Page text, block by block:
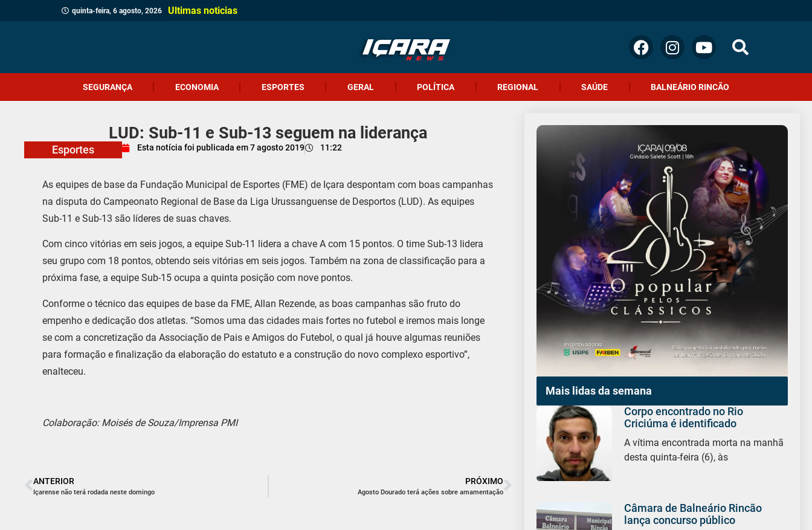
quinta-feira, 6 agosto, 2026 Ultimas noticias
SEGURANÇA ECONOMIA ESPORTES GERAL POLÍTICA REGIONAL SAÚDE BALNEÁRIO RINCÃO
LUD: Sub-11 e Sub-13 seguem na liderança
Esportes Esta notícia foi publicada em 7 agosto 2019 11:22
As equipes de base da Fundação Municipal de Esportes (FME) de Içara despontam com boas campanhas
na disputa do Campeonato Regional de Base da Liga Urussanguense de Desportos (LUD). As equipes
Sub-11 e Sub-13 são líderes de suas chaves.
Com cinco vitórias em seis jogos, a equipe Sub-11 lidera a chave A com 15 pontos. O time Sub-13 lidera
seu grupo com 18 pontos, obtendo seis vitórias em seis jogos. Também na zona de classificação para a
próxima fase, a equipe Sub-15 ocupa a quinta posição com nove pontos.
Conforme o técnico das equipes de base da FME, Allan Rezende, as boas campanhas são fruto do
empenho e dedicação dos atletas. “Somos uma das cidades mais fortes no futebol e iremos mais longe
se com a concretização da Associação de Pais e Amigos do Futebol, o qual já houve algumas reuniões
para formação e finalização da elaboração do estatuto e a construção do novo complexo esportivo”,
enalteceu.
Colaboração: Moisés de Souza/Imprensa PMI
ANTERIOR
Içarense não terá rodada neste domingo
PRÓXIMO
Agosto Dourado terá ações sobre amamentação
Mais lidas da semana
Corpo encontrado no Rio
Criciúma é identificado
A vítima encontrada morta na manhã
desta quinta-feira (6), às
Câmara de Balneário Rincão
lança concurso público